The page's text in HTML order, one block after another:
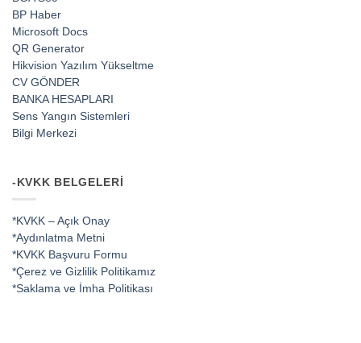
BP Haber
Microsoft Docs
QR Generator
Hikvision Yazılım Yükseltme
CV GÖNDER
BANKA HESAPLARI
Sens Yangın Sistemleri
Bilgi Merkezi
-KVKK BELGELERI
*KVKK – Açık Onay
*Aydınlatma Metni
*KVKK Başvuru Formu
*Çerez ve Gizlilik Politikamız
*Saklama ve İmha Politikası